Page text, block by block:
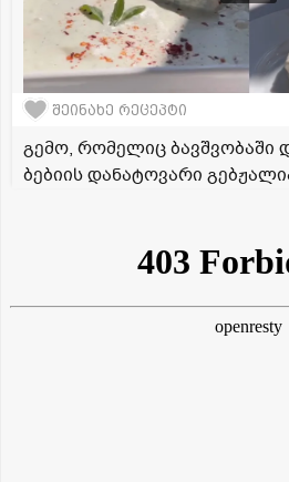
შეინახე რეცეპტი
გემო, რომელიც ბავშვობაში
ბებიის დანატოვარი